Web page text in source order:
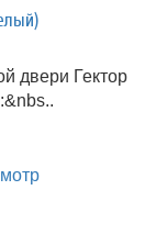
двери Гектор